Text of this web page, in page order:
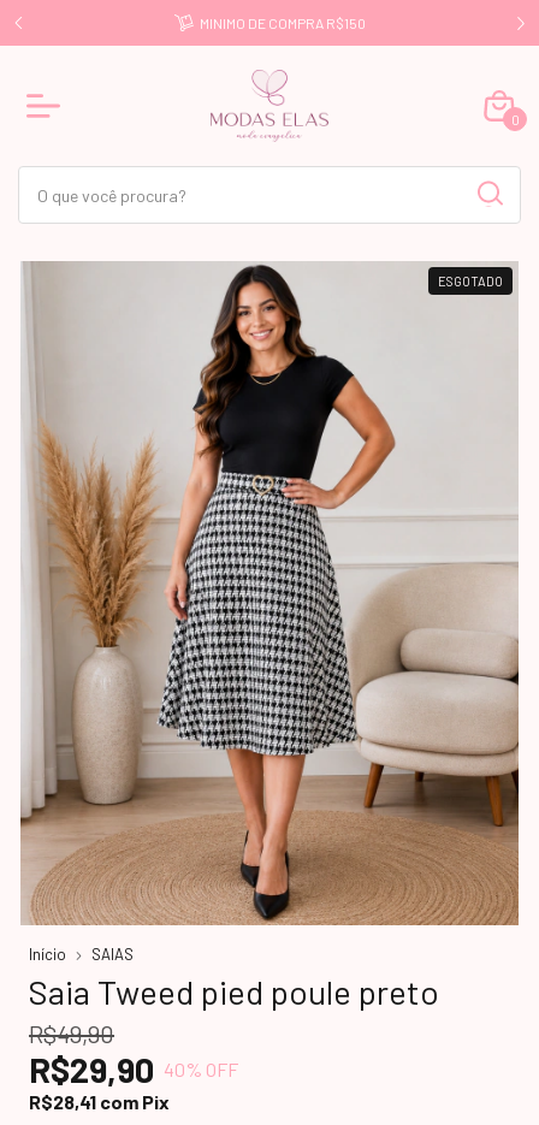
R$499 MINIMO DE COMPRA R$150
0
ESGOTADO
Início SAIAS
Saia Tweed pied poule preto
R$49,90
R$29,90 40% OFF
R$28,41 com Pix